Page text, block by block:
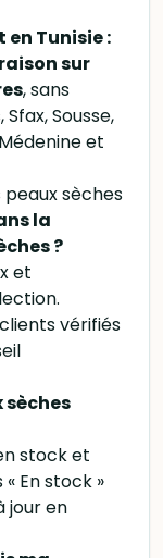
Tunisie :
sur
, sans
Sousse,
et
sèches
la
?
et
vérifiés
stock et
En stock »
jour en